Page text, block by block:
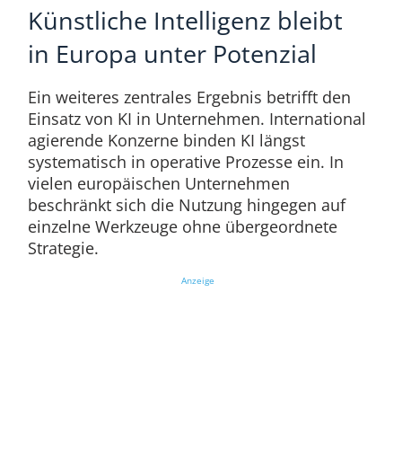
Künstliche Intelligenz bleibt
in Europa unter Potenzial
Ein weiteres zentrales Ergebnis betrifft den
Einsatz von KI in Unternehmen. International
agierende Konzerne binden KI längst
systematisch in operative Prozesse ein. In
vielen europäischen Unternehmen
beschränkt sich die Nutzung hingegen auf
einzelne Werkzeuge ohne übergeordnete
Strategie.
Anzeige